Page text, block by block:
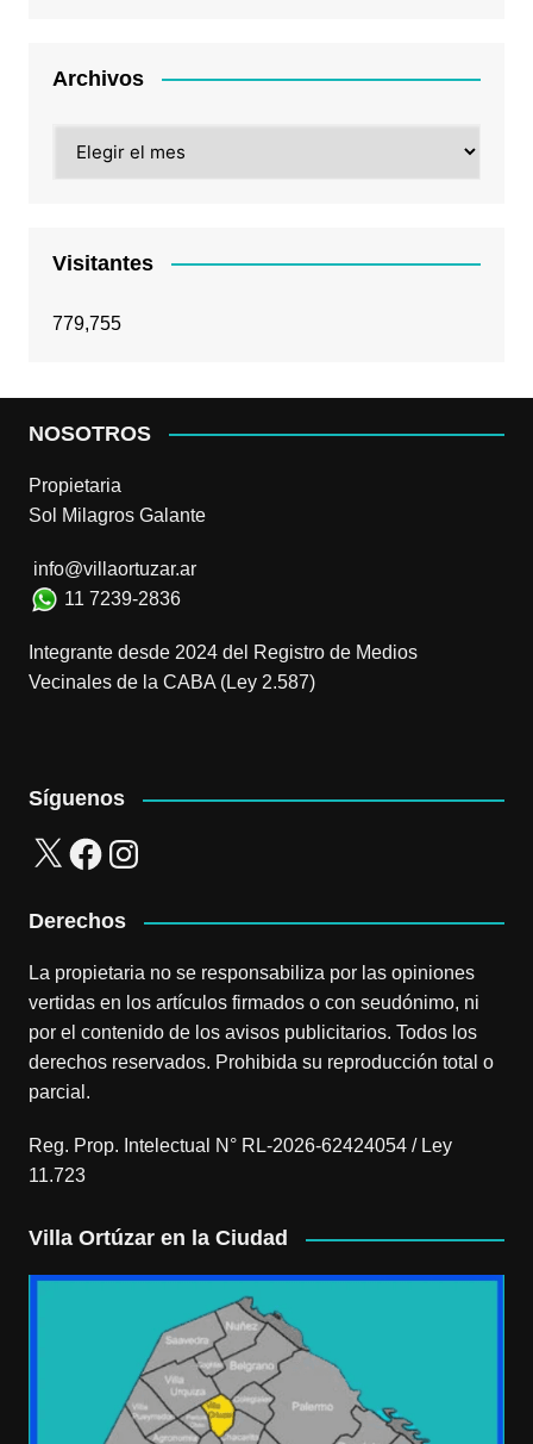
Archivos
Visitantes
779,755
NOSOTROS
Propietaria
Sol Milagros Galante
info@villaortuzar.ar
11 7239-2836
Integrante desde 2024 del Registro de Medios
Vecinales de la CABA (Ley 2.587)
Síguenos
X FacebookInstagram
Derechos
La propietaria no se responsabiliza por las opiniones
vertidas en los artículos firmados o con seudónimo, ni
por el contenido de los avisos publicitarios. Todos los
derechos reservados. Prohibida su reproducción total o
parcial.
Reg. Prop. Intelectual N° RL-2026-62424054 / Ley
11.723
Villa Ortúzar en la Ciudad